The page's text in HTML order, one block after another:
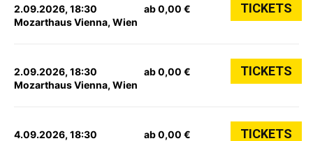
2.09.2026, 18:30
Mozarthaus Vienna, Wien
ab 0,00 € TICKETS
2.09.2026, 18:30
Mozarthaus Vienna, Wien
ab 0,00 € TICKETS
4.09.2026, 18:30 ab 0,00 € TICKETS